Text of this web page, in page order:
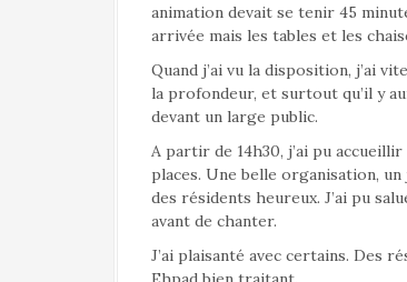
animation devait se tenir 45
arrivée mais les tables et les
Quand j’ai vu la disposition, j’ai
la profondeur, et surtout qu’il y
devant un large public.
A partir de 14h30, j’ai pu
places. Une belle organisation,
des résidents heureux. J’ai pu
avant de chanter.
J’ai plaisanté avec certains. Des